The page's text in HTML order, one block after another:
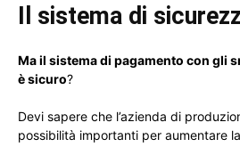
Il sistema di
Ma il sistema di pagamento con gli
è sicuro?
Devi sapere che l’azienda di
possibilità importanti per aumentare